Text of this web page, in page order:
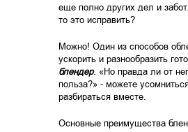
еще полно других дел и
то это исправить?
Можно! Один из способов
ускорить и разнообразить
блендер. «Но правда ли от
польза?» - можете
разбираться вместе.
Основные преимущества